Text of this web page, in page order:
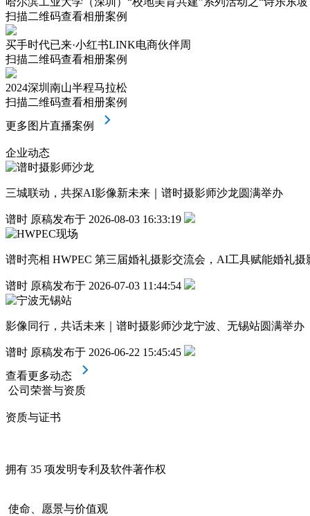
扫描二维码查看相册案例
买手时代已来·小红书LINK电商伙伴周
扫描二维码查看相册案例
2024深圳南山半程马拉松
扫描二维码查看相册案例
更多图片直播案例
企业动态
三城联动，共探AI影像新未来｜谱时摄影师沙龙圆满举办
谱时 原稿发布于 2026-08-03 16:33:19
谱时亮相 HWPEC 第三届婚礼摄影交流会，AI工具赋能婚礼摄
谱时 原稿发布于 2026-07-03 11:44:54
影像同行，共话未来｜谱时摄影师沙龙宁波、无锡站圆满举办
谱时 原稿发布于 2026-06-22 15:45:45
查看更多动态
公司荣誉与资质
资质与证书
拥有 35 项发明专利及软件著作权
使命、愿景与价值观